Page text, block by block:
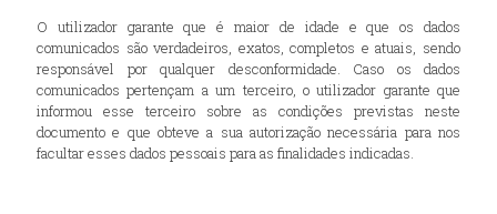
O utilizador garante que é maior de idade e que os dados
comunicados são verdadeiros, exatos, completos e atuais, sendo
responsável por qualquer desconformidade. Caso os dados
comunicados pertençam a um terceiro, o utilizador garante que
informou esse terceiro sobre as condições previstas neste
documento e que obteve a sua autorização necessária para nos
facultar esses dados pessoais para as finalidades indicadas.